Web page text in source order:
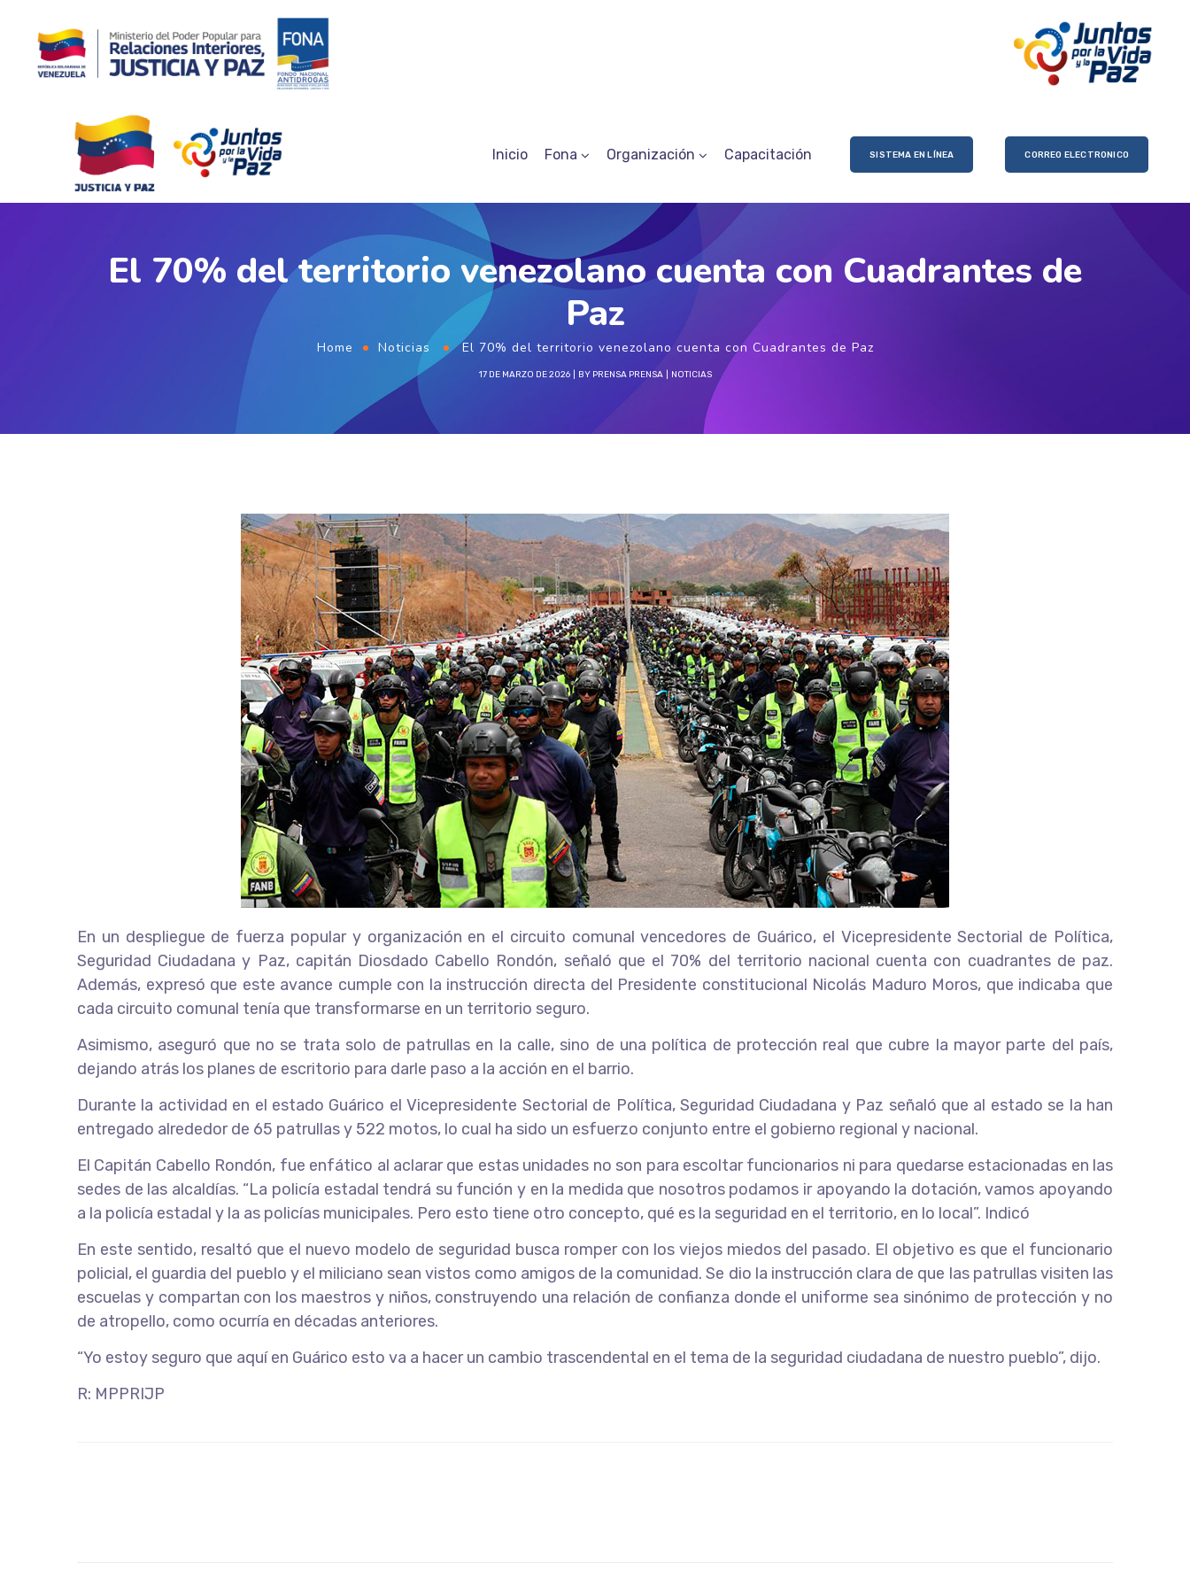
Inicio Fona Organización Capacitación SISTEMA EN LÍNEA CORREO ELECTRONICO
El 70% del territorio venezolano cuenta con Cuadrantes de
Paz
Home Noticias El 70% del territorio venezolano cuenta con Cuadrantes de Paz
17 DE MARZO DE 2026 BY PRENSA PRENSA NOTICIAS
En un despliegue de fuerza popular y organización en el circuito comunal vencedores de Guárico, el Vicepresidente Sectorial de Política,
Seguridad Ciudadana y Paz, capitán Diosdado Cabello Rondón, señaló que el 70% del territorio nacional cuenta con cuadrantes de paz.
Además, expresó que este avance cumple con la instrucción directa del Presidente constitucional Nicolás Maduro Moros, que indicaba que
cada circuito comunal tenía que transformarse en un territorio seguro.
Asimismo, aseguró que no se trata solo de patrullas en la calle, sino de una política de protección real que cubre la mayor parte del país,
dejando atrás los planes de escritorio para darle paso a la acción en el barrio.
Durante la actividad en el estado Guárico el Vicepresidente Sectorial de Política, Seguridad Ciudadana y Paz señaló que al estado se la han
entregado alrededor de 65 patrullas y 522 motos, lo cual ha sido un esfuerzo conjunto entre el gobierno regional y nacional.
El Capitán Cabello Rondón, fue enfático al aclarar que estas unidades no son para escoltar funcionarios ni para quedarse estacionadas en las
sedes de las alcaldías. “La policía estadal tendrá su función y en la medida que nosotros podamos ir apoyando la dotación, vamos apoyando
a la policía estadal y la as policías municipales. Pero esto tiene otro concepto, qué es la seguridad en el territorio, en lo local”. Indicó
En este sentido, resaltó que el nuevo modelo de seguridad busca romper con los viejos miedos del pasado. El objetivo es que el funcionario
policial, el guardia del pueblo y el miliciano sean vistos como amigos de la comunidad. Se dio la instrucción clara de que las patrullas visiten las
escuelas y compartan con los maestros y niños, construyendo una relación de confianza donde el uniforme sea sinónimo de protección y no
de atropello, como ocurría en décadas anteriores.
“Yo estoy seguro que aquí en Guárico esto va a hacer un cambio trascendental en el tema de la seguridad ciudadana de nuestro pueblo”, dijo.
R: MPPRIJP